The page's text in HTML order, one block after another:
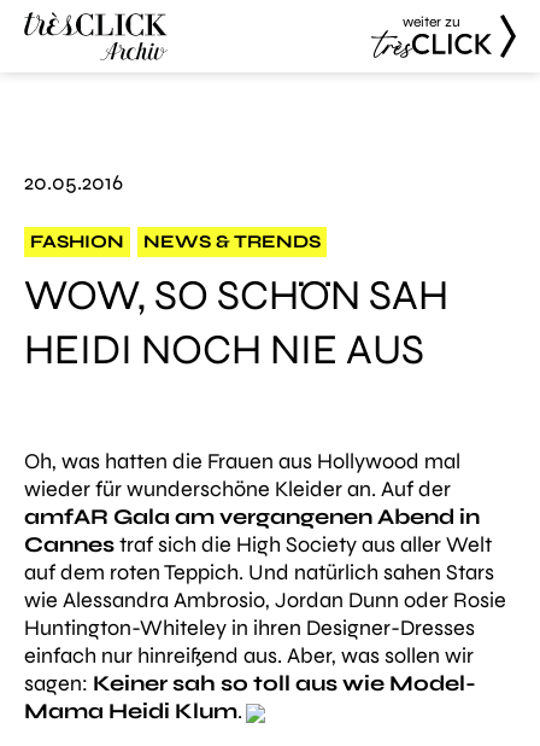
weiter zu
20.05.2016
FASHION NEWS & TRENDS
WOW, SO SCHÖN SAH
HEIDI NOCH NIE AUS
Oh, was hatten die Frauen aus Hollywood mal
wieder für wunderschöne Kleider an. Auf der
amfAR Gala am vergangenen Abend in
Cannestraf sich die High Society aus aller Welt
auf dem roten Teppich. Und natürlich sahen Stars
wie Alessandra Ambrosio, Jordan Dunn oder Rosie
Huntington-Whiteley in ihren Designer-Dresses
einfach nur hinreißend aus. Aber, was sollen wir
sagen: Keiner sah so toll aus wie Model-
Mama Heidi Klum.